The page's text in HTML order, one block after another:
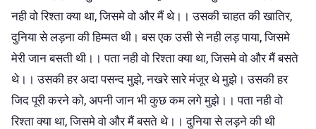
नही वो रिश्ता क्या था, जिसमे वो और मैं थे।। उसकी चाहत की खातिर,
दुनिया से लड़ना की हिम्मत थी। बस एक उसी से नही लड़ पाया, जिसमे
मेरी जान बसती थी।। पता नही वो रिश्ता क्या था, जिसमे वो और मैं बसते
थे।। उसकी हर अदा पसन्द मुझे, नखरे सारे मंजूर थे मुझे। उसकी हर
जिद पूरी करने को, अपनी जान भी कुछ कम लगे मुझे।। पता नही वो
रिश्ता क्या था, जिसमे वो और मैं बसते थे।। दुनिया से लड़ने की थी